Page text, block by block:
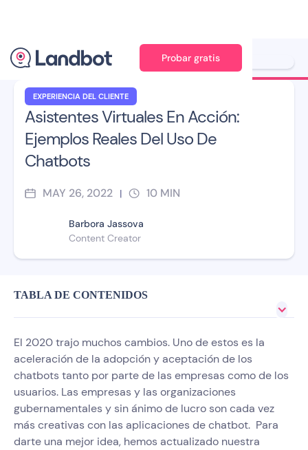
Probar gratis
EXPERIENCIA DEL CLIENTE
Asistentes Virtuales En Acción:
Ejemplos Reales Del Uso De
Chatbots
MAY 26, 2022 | 10 MIN
Barbora Jassova
Content Creator
Ilustrador: Jana Péres
TABLA DE CONTENIDOS
El 2020 trajo muchos cambios. Uno de estos es la
aceleración de la adopción y aceptación de los
chatbots tanto por parte de las empresas como de los
usuarios. Las empresas y las organizaciones
gubernamentales y sin ánimo de lucro son cada vez
más creativas con las aplicaciones de chatbot. Para
darte una mejor idea, hemos actualizado nuestra